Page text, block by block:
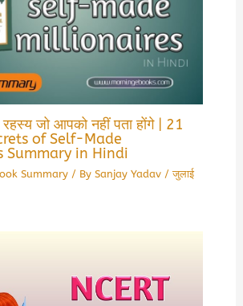
जो आपको नहीं पता होंगे | 21
of Self-Made
Summary in Hindi
Summary/ By Sanjay Yadav /जुलाई